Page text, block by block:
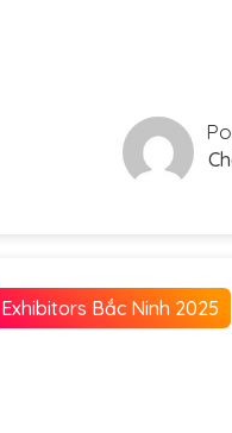
Exhibitors Bắc Ninh 2025